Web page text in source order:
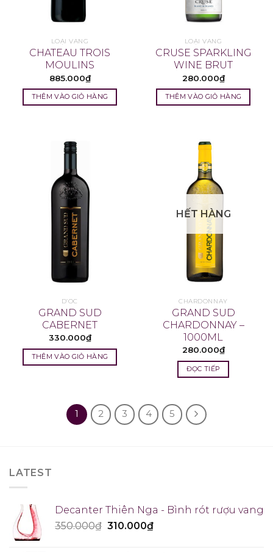
LOẠI VANG
CHATEAU TROIS
MOULINS
885.000₫
THÊM VÀO GIỎ HÀNG
LOẠI VANG
CRUSE SPARKLING
WINE BRUT
280.000₫
THÊM VÀO GIỎ HÀNG
D’OC
GRAND SUD
CABERNET
330.000₫
THÊM VÀO GIỎ HÀNG
HẾT HÀNG
CHARDONNAY
GRAND SUD
CHARDONNAY –
1000ML
280.000₫
ĐỌC TIẾP
1 2 3 4 5
LATEST
Decanter Thiên Nga - Bình rót rượu vang
350.000₫ 310.000₫